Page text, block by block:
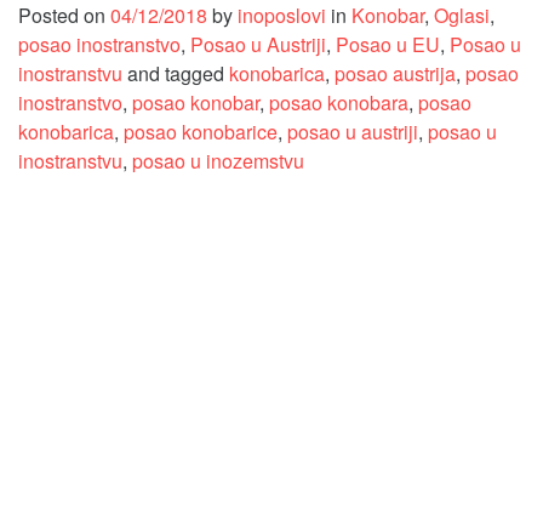
Posted on 04/12/2018 by inoposlovi in Konobar, Oglasi,
posao inostranstvo, Posao u Austriji, Posao u EU, Posao u
inostranstvu and tagged konobarica, posao austrija, posao
inostranstvo, posao konobar, posao konobara, posao
konobarica, posao konobarice, posao u austriji, posao u
inostranstvu, posao u inozemstvu